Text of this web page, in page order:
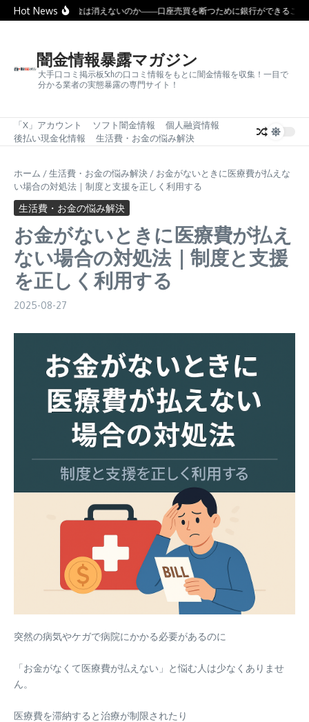
コンテンツへスキップ
Hot Newsなぜ闇金は消えないのか――口座売買を断つために銀行ができること
闇金情報暴露マガジン
大手口コミ掲示板5chの口コミ情報をもとに闇金情報を収集！一目で
分かる業者の実態暴露の専門サイト！
「X」アカウント ソフト闇金情報
個人融資情報
後払い現金化情報
生活費・お金の悩み解決
ホーム /生活費・お金の悩み解決 / お金がないときに医療費が払えな
い場合の対処法｜制度と支援を正しく利用する
生活費・お金の悩み解決
お金がないときに医療費が払え
ない場合の対処法｜制度と支援
を正しく利用する
2025-08-27
突然の病気やケガで病院にかかる必要があるのに
「お金がなくて医療費が払えない」と悩む人は少なくありませ
ん。
医療費を滞納すると治療が制限されたり